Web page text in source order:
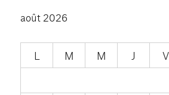
août 2026
L M M J V